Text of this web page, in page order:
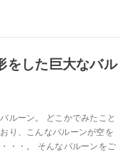
をした巨大なバル
ルーン。 どこかでみたこと
り、こんなバルーンが空を
・・。 そんなバルーンをご